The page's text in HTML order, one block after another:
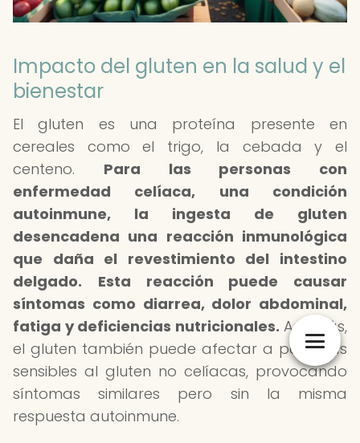
Impacto del gluten en la salud y el
bienestar
El gluten es una proteína presente en
cereales como el trigo, la cebada y el
centeno. Para las personas con
enfermedad celíaca, una condición
autoinmune, la ingesta de gluten
desencadena una reacción inmunológica
que daña el revestimiento del intestino
delgado.
Esta reacción puede causar
síntomas como diarrea, dolor abdominal,
fatiga y deficiencias nutricionales. Además,
el gluten también puede afectar a personas
sensibles al gluten no celíacas, provocando
síntomas similares pero sin la misma
respuesta autoinmune.